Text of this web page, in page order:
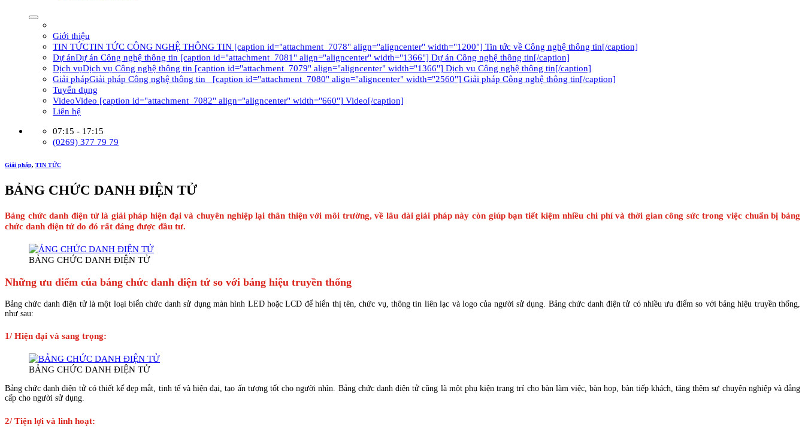
Giới thiệu
TIN TỨCTIN TỨC CÔNG NGHỆ THÔNG TIN [caption id="attachment_7078" align="aligncenter" width="1200"] Tin tức về Công nghệ thông tin[/caption]
Dự ánDự án Công nghệ thông tin [caption id="attachment_7081" align="aligncenter" width="1366"] Dự án Công nghệ thông tin[/caption]
Dịch vụDịch vụ Công nghệ thông tin [caption id="attachment_7079" align="aligncenter" width="1366"] Dịch vụ Công nghệ thông tin[/caption]
Giải phápGiải pháp Công nghệ thông tin [caption id="attachment_7080" align="aligncenter" width="2560"] Giải pháp Công nghệ thông tin[/caption]
Tuyển dụng
VideoVideo [caption id="attachment_7082" align="aligncenter" width="660"] Video[/caption]
Liên hệ
07:15 - 17:15
(0269) 377 79 79
Giải pháp, TIN TỨC
BẢNG CHỨC DANH ĐIỆN TỬ
Bảng chức danh điện tử là giải pháp hiện đại và chuyên nghiệp lại thân thiện với môi trường, về lâu dài giải pháp này còn giúp bạn tiết kiệm nhiều chi phí và thời gian công sức trong việc chuẩn bị bảng
chức danh điện tử do đó rất đáng được đầu tư.
BẢNG CHỨC DANH ĐIỆN TỬ
Những ưu điểm của bảng chức danh điện tử so với bảng hiệu truyền thống
Bảng chức danh điện tử là một loại biển chức danh sử dụng màn hình LED hoặc LCD để hiển thị tên, chức vụ, thông tin liên lạc và logo của người sử dụng. Bảng chức danh điện tử có nhiều ưu điểm so với bảng hiệu truyền thống,
như sau:
1/ Hiện đại và sang trọng:
BẢNG CHỨC DANH ĐIỆN TỬ
Bảng chức danh điện tử có thiết kế đẹp mắt, tinh tế và hiện đại, tạo ấn tượng tốt cho người nhìn. Bảng chức danh điện tử cũng là một phụ kiện trang trí cho bàn làm việc, bàn họp, bàn tiếp khách, tăng thêm sự chuyên nghiệp và đẳng
cấp cho người sử dụng.
2/ Tiện lợi và linh hoạt: